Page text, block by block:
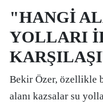
"HANGİ
YOLLARI
Bekir Özer, özellikle
alanı kazsalar su